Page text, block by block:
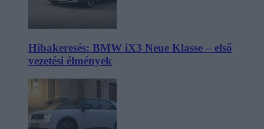
Hibakeresés: BMW iX3 Neue Klasse – első
vezetési élmények